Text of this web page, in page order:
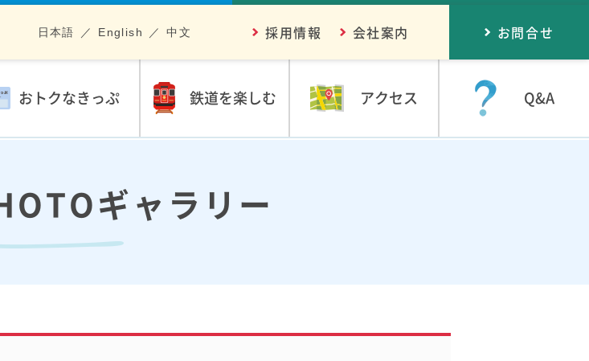
おトクなきっぷ 鉄道を楽しむ アクセス Q&A
採用情報 会社案内
日本語 English 中文 お問合せ
ギャラリー